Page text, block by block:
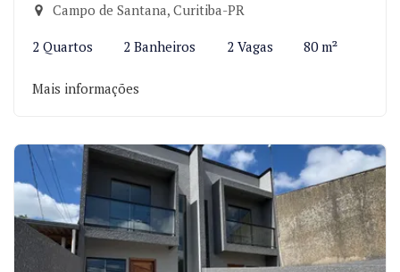
Campo de Santana, Curitiba-PR
2 Quartos 2 Banheiros 2 Vagas 80 m²
Mais informações